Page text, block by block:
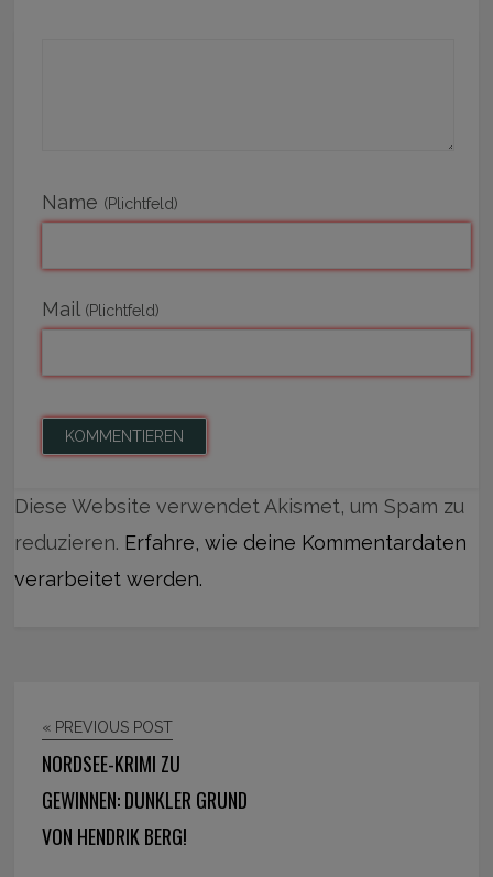
Name (Plichtfeld)
Mail (Plichtfeld)
Diese Website verwendet Akismet, um Spam zu
reduzieren. Erfahre, wie deine Kommentardaten
verarbeitet werden.
« PREVIOUS POST
NORDSEE-KRIMI ZU
GEWINNEN: DUNKLER GRUND
VON HENDRIK BERG!